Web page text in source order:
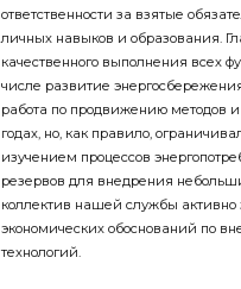
ответственности за взятые
личных навыков и образования.
качественного выполнения всех
числе развитие
работа по продвижению методов
годах, но, как правило,
изучением процессов
резервов для внедрения
кол­лектив нашей службы
экономических обоснований по
технологий.